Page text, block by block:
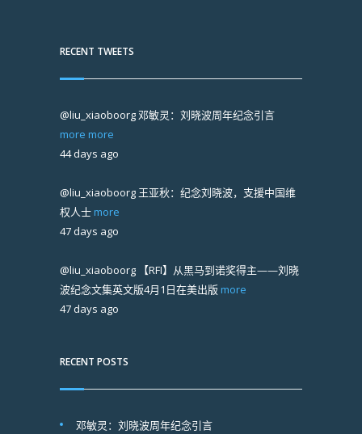
RECENT TWEETS
@liu_xiaoboorg邓敏灵：刘晓波周年纪念引言
more more
44 days ago
@liu_xiaoboorg 王亚秋：纪念刘晓波，支援中国维
权人士 more
47 days ago
@liu_xiaoboorg 【RFI】从黑马到诺奖得主——刘晓
波纪念文集英文版4月1日在美出版 more
47 days ago
RECENT POSTS
邓敏灵：刘晓波周年纪念引言